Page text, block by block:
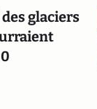
glaciers